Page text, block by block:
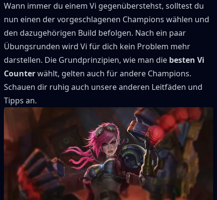
Wann immer du einem Vi gegenüberstehst, solltest du
nun einen der vorgeschlagenen Champions wählen und
den dazugehörigen Build befolgen. Nach ein paar
Übungsrunden wird Vi für dich kein Problem mehr
darstellen. Die Grundprinzipien, wie man die besten Vi
Counterwählt, gelten auch für andere Champions.
Schauen dir ruhig auch unsere anderen Leitfäden und
Tipps an.